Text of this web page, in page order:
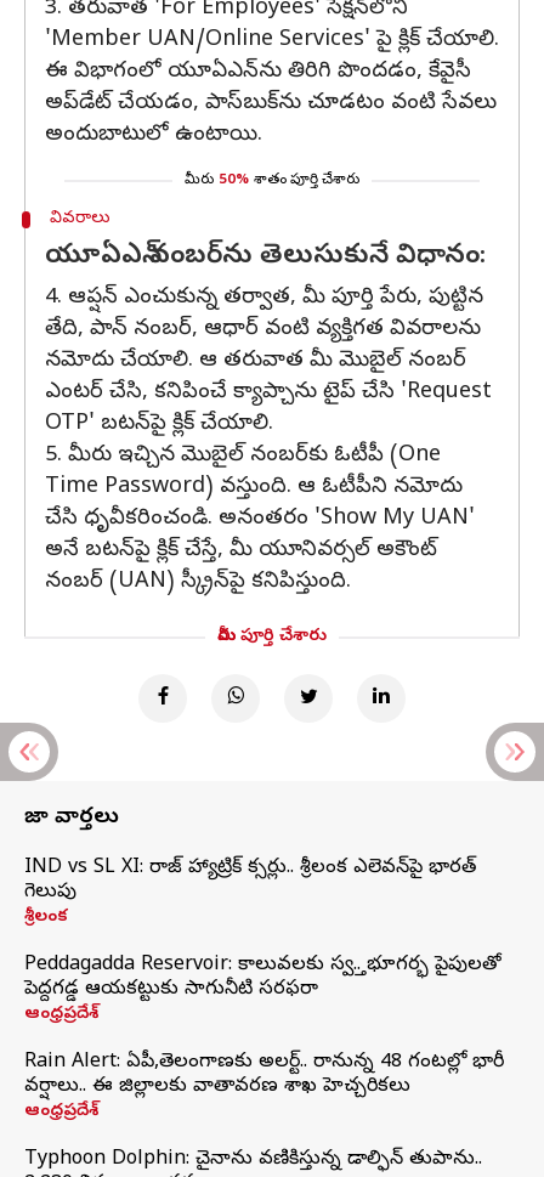
3. తరువాత 'For Employees' సెక్షన్‌లోని
'Member UAN/Online Services' పై క్లిక్ చేయాలి.
ఈ విభాగంలో యూఏఎన్‌ను తిరిగి పొందడం, కేవైసీ
అప్‌డేట్ చేయడం, పాస్‌బుక్‌ను చూడటం వంటి సేవలు
అందుబాటులో ఉంటాయి.
మీరు 50% శాతం పూర్తి చేశారు
వివరాలు
యూఏఎన్ నంబర్‌ను తెలుసుకునే విధానం:
4. ఆప్షన్‌ ఎంచుకున్న తర్వాత, మీ పూర్తి పేరు, పుట్టిన
తేది, పాన్ నంబర్, ఆధార్ వంటి వ్యక్తిగత వివరాలను
నమోదు చేయాలి. ఆ తరువాత మీ మొబైల్ నంబర్
ఎంటర్ చేసి, కనిపించే క్యాప్చాను టైప్ చేసి 'Request
OTP' బటన్‌పై క్లిక్ చేయాలి.
5. మీరు ఇచ్చిన మొబైల్ నంబర్‌కు ఓటీపీ (One
Time Password) వస్తుంది. ఆ ఓటీపీని నమోదు
చేసి ధృవీకరించండి. అనంతరం 'Show My UAN'
అనే బటన్‌పై క్లిక్ చేస్తే, మీ యూనివర్సల్ అకౌంట్
నంబర్‌ (UAN) స్క్రీన్‌పై కనిపిస్తుంది.
మీరు పూర్తి చేశారు
తాజా వార్తలు
IND vs SL XI: సిరాజ్‌ హ్యాట్రిక్‌ సిక్సర్లు.. శ్రీలంక ఎలెవన్‌పై భారత్‌
గెలుపు
శ్రీలంక
Peddagadda Reservoir: కాలువలకు స్వస్తి.. భూగర్భ పైపులతో
పెద్దగడ్డ ఆయకట్టుకు సాగునీటి సరఫరా
ఆంధ్రప్రదేశ్
Rain Alert: ఏపీ,తెలంగాణకు అలర్ట్.. రానున్న 48 గంటల్లో భారీ
వర్షాలు.. ఈ జిల్లాలకు వాతావరణ శాఖ హెచ్చరికలు
ఆంధ్రప్రదేశ్
Typhoon Dolphin: చైనాను వణికిస్తున్న డాల్ఫిన్‌ తుపాను..